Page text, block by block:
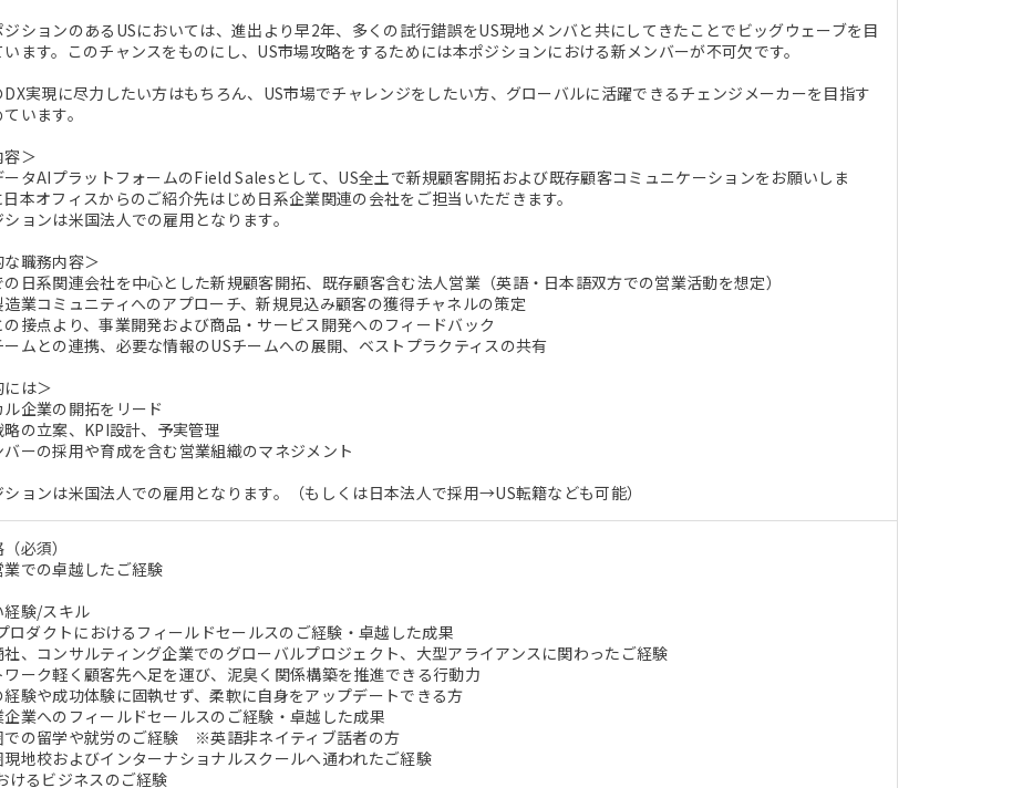
ションのあるUSにおいては、進出より早2年、多くの試行錯誤をUS現地メンバと共にしてきたことでビッグウェーブを目
ます。このチャンスをものにし、US市場攻略をするためには本ポジションにおける新メンバーが不可欠です。
実現に尽力したい方はもちろん、US市場でチャレンジをしたい方、グローバルに活躍できるチェンジメーカーを目指す
います。
容＞
タAIプラットフォームのField Salesとして、US全土で新規顧客開拓および既存顧客コミュニケーションをお願いしま
本オフィスからのご紹介先はじめ日系企業関連の会社をご担当いただきます。
ョンは米国法人での雇用となります。
職務内容＞
の日系関連会社を中心とした新規顧客開拓、既存顧客含む法人営業（英語・日本語双方での営業活動を想定）
造業コミュニティへのアプローチ、新規見込み顧客の獲得チャネルの策定
の接点より、事業開発および商品・サービス開発へのフィードバック
ームとの連携、必要な情報のUSチームへの展開、ベストプラクティスの共有
は＞
ル企業の開拓をリード
略の立案、KPI設計、予実管理
バーの採用や育成を含む営業組織のマネジメント
ョンは米国法人での雇用となります。（もしくは日本法人で採用→US転籍なども可能）
必須）
業での卓越したご経験
経験/スキル
ロダクトにおけるフィールドセールスのご経験・卓越した成果
社、コンサルティング企業でのグローバルプロジェクト、大型アライアンスに関わったご経験
ワーク軽く顧客先へ足を運び、泥臭く関係構築を推進できる行動力
経験や成功体験に固執せず、柔軟に自身をアップデートできる方
企業へのフィールドセールスのご経験・卓越した成果
での留学や就労のご経験 ※英語非ネイティブ話者の方
地校およびインターナショナルスクールへ通われたご経験
けるビジネスのご経験